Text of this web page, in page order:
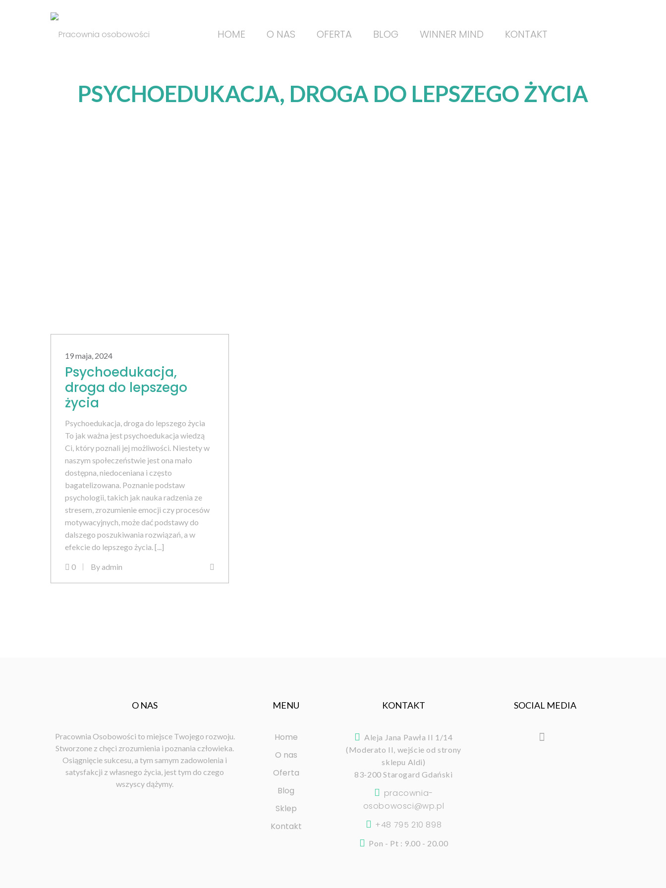
HOME O NAS OFERTA BLOG WINNER MIND KONTAKT
PSYCHOEDUKACJA, DROGA DO LEPSZEGO ŻYCIA
19 maja, 2024
Psychoedukacja,
droga do lepszego
życia
Psychoedukacja, droga do lepszego życia
To jak ważna jest psychoedukacja wiedzą
Ci, który poznali jej możliwości. Niestety w
naszym społeczeństwie jest ona mało
dostępna, niedoceniana i często
bagatelizowana. Poznanie podstaw
psychologii, takich jak nauka radzenia ze
stresem, zrozumienie emocji czy procesów
motywacyjnych, może dać podstawy do
dalszego poszukiwania rozwiązań, a w
efekcie do lepszego życia. [...]
0 Byadmin
O NAS
Pracownia Osobowości to miejsce Twojego rozwoju.
Stworzone z chęci zrozumienia i poznania człowieka.
Osiągnięcie sukcesu, a tym samym zadowolenia i
satysfakcji z własnego życia, jest tym do czego
wszyscy dążymy.
MENU
Home
O nas
Oferta
Blog
Sklep
Kontakt
KONTAKT
Aleja Jana Pawła II 1/14
(Moderato II, wejście od strony
sklepu Aldi)
83-200 Starogard Gdański
pracownia-
osobowosci@wp.pl
+48 795 210 898
Pon - Pt : 9.00 - 20.00
SOCIAL MEDIA